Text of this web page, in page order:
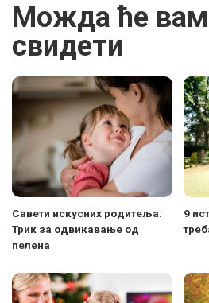
Можда ће вам
свидети
Савети искусних родитеља:
Трик за одвикавање од
пелена
9